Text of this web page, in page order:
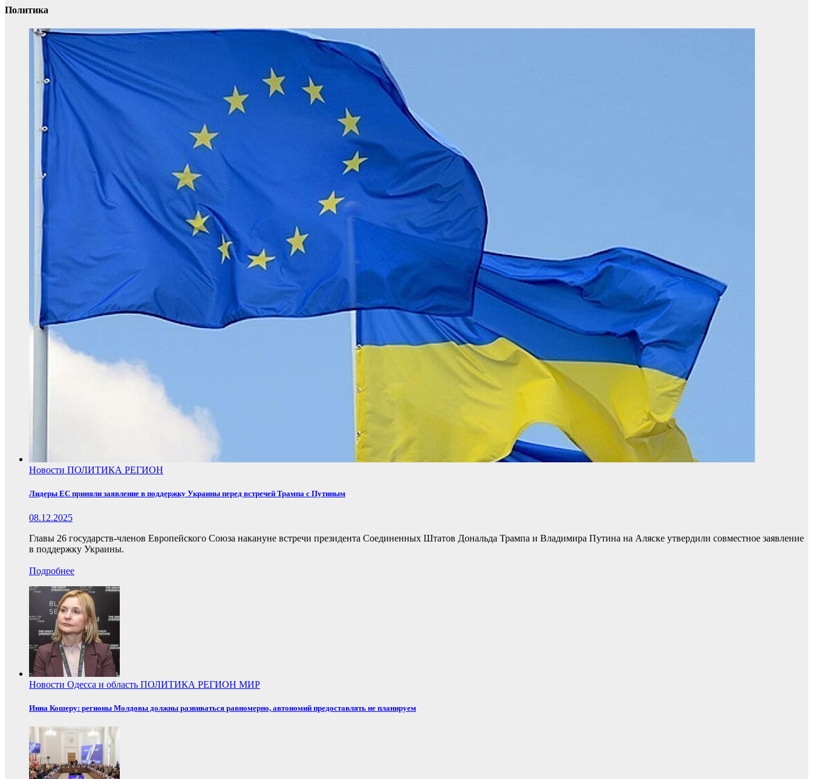
Политика
Новости ПОЛИТИКА РЕГИОН
Лидеры ЕС приняли заявление в поддержку Украины перед встречей Трампа с Путиным
08.12.2025
Главы 26 государств-членов Европейского Союза накануне встречи президента Соединенных Штатов Дональда Трампа и Владимира Путина на Аляске утвердили совместное заявление
в поддержку Украины.
Подробнее
Новости Одесса и область ПОЛИТИКА РЕГИОН МИР
Инна Кошеру: регионы Молдовы должны развиваться равномерно, автономий предоставлять не планируем